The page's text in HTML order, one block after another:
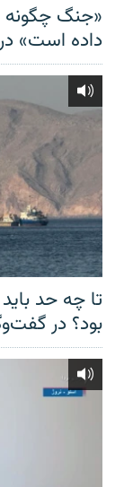
«جنگ چگونه
داده است»
تا چه حد
بود؟ در